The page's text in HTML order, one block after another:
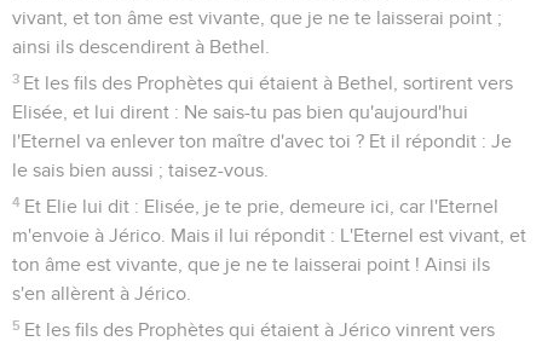
vivant, et ton âme est vivante, que je ne te laisserai point ;
ainsi ils descendirent à Bethel.
3 Et les fils des Prophètes qui étaient à Bethel, sortirent vers
Elisée, et lui dirent : Ne sais-tu pas bien qu'aujourd'hui
l'Eternel va enlever ton maître d'avec toi ? Et il répondit : Je
le sais bien aussi ; taisez-vous.
4 Et Elie lui dit : Elisée, je te prie, demeure ici, car l'Eternel
m'envoie à Jérico. Mais il lui répondit : L'Eternel est vivant, et
ton âme est vivante, que je ne te laisserai point ! Ainsi ils
s'en allèrent à Jérico.
5 Et les fils des Prophètes qui étaient à Jérico vinrent vers